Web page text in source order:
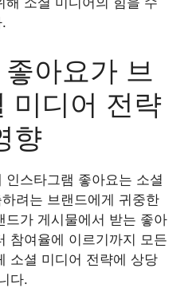
아요가 브
미디어 전략
향
인스타그램 좋아요는 소셜
려는 브랜드에게 귀중한
드가 게시물에서 받는 좋아
참여율에 이르기까지 모든
소셜 미디어 전략에 상당
다.